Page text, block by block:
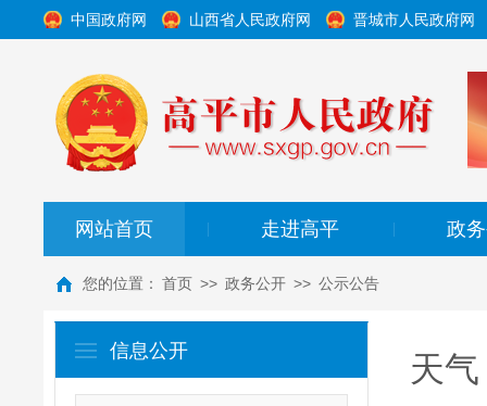
中国政府网 山西省人民政府网 晋城市人民政府网
网站首页 走进高平 政
您的位置： 首页 >> 政务公开 >> 公示公告
信息公开 天